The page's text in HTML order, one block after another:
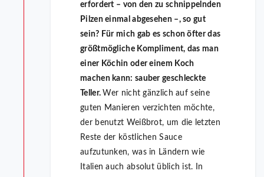
erfordert – von den zu schnippelnden
Pilzen einmal abgesehen –, so gut
sein? Für mich gab es schon öfter das
größtmögliche Kompliment, das man
einer Köchin oder einem Koch
machen kann: sauber geschleckte
Teller. Wer nicht gänzlich auf seine
guten Manieren verzichten möchte,
der benutzt Weißbrot, um die letzten
Reste der köstlichen Sauce
aufzutunken, was in Ländern wie
Italien auch absolut üblich ist. In